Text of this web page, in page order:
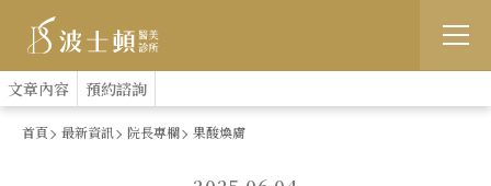
跳
:::
文章內容 預約諮詢
首頁 最新資訊 院長專欄 果酸煥膚